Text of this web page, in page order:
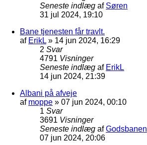
Seneste indlæg af Søren
31 jul 2024, 19:10
Bane tjenesten får travlt.
af ErikL » 14 jun 2024, 16:29
2 Svar
4791 Visninger
Seneste indlæg af ErikL
14 jun 2024, 21:39
Albani på afveje
af moppe » 07 jun 2024, 00:10
1 Svar
3691 Visninger
Seneste indlæg afGodsbanen
07 jun 2024, 20:06